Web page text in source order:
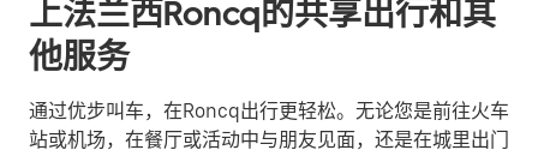
上法兰西Roncq的共享出行和其
他服务
通过优步叫车，在Roncq出行更轻松。无论您是前往火车
站或机场，在餐厅或活动中与朋友见面，还是在城里出门